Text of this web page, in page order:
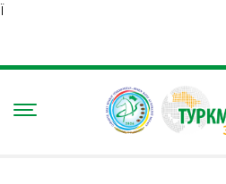
Ï